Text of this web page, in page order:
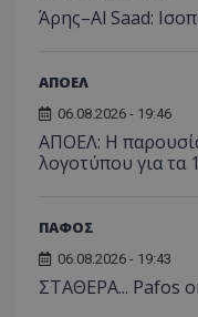
Άρης–Al Saad:
ΑΠΟΕΛ
06.08.2026 - 19:46
ΑΠΟΕΛ: Η
λογοτύπου για τα
ΠΑΦΟΣ
06.08.2026 - 19:43
ΣΤΑΘΕΡΑ... Pafos